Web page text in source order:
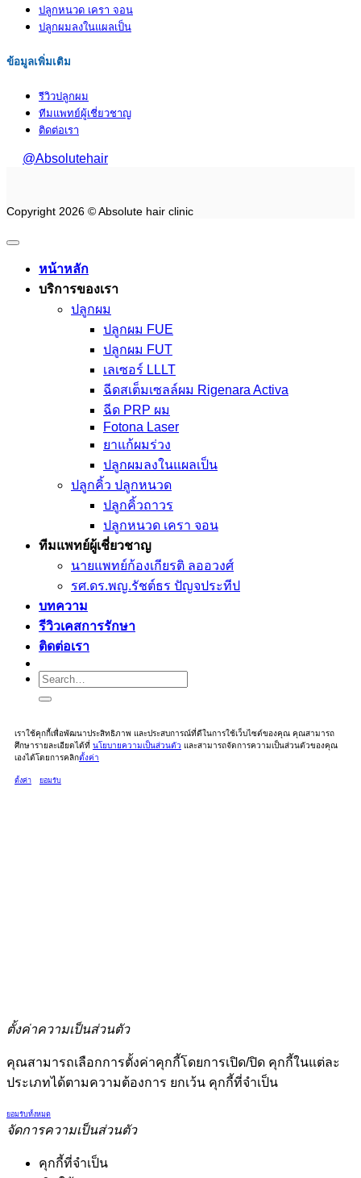
ปลูกหนวด เครา จอน
ปลูกผมลงในแผลเป็น
ข้อมูลเพิ่มเติม
รีวิวปลูกผม
ทีมแพทย์ผู้เชี่ยวชาญ
ติดต่อเรา
@Absolutehair
Copyright 2026 © Absolute hair clinic
หน้าหลัก
บริการของเรา
ปลูกผม
ปลูกผม FUE
ปลูกผม FUT
เลเซอร์ LLLT
ฉีดสเต็มเซลล์ผม Rigenara Activa
ฉีด PRP ผม
Fotona Laser
ยาแก้ผมร่วง
ปลูกผมลงในแผลเป็น
ปลูกคิ้ว ปลูกหนวด
ปลูกคิ้วถาวร
ปลูกหนวด เครา จอน
ทีมแพทย์ผู้เชี่ยวชาญ
นายแพทย์ก้องเกียรติ ลออวงศ์
รศ.ดร.พญ.รัชต์ธร ปัญจประทีป
บทความ
รีวิวเคสการรักษา
ติดต่อเรา
Search
for:
เราใช้คุกกี้เพื่อพัฒนาประสิทธิภาพ และประสบการณ์ที่ดีในการใช้เว็บไซต์ของคุณ คุณสามารถ
ศึกษารายละเอียดได้ที่ นโยบายความเป็นส่วนตัว และสามารถจัดการความเป็นส่วนตัวของคุณ
เองได้โดยการคลิกตั้งค่า
ตั้งค่า ยอมรับ
ตั้งค่าความเป็นส่วนตัว
คุณสามารถเลือกการตั้งค่าคุกกี้โดยการเปิด/ปิด คุกกี้ในแต่ละ
ประเภทได้ตามความต้องการ ยกเว้น คุกกี้ที่จำเป็น
ยอมรับทั้งหมด
จัดการความเป็นส่วนตัว
คุกกี้ที่จำเป็น